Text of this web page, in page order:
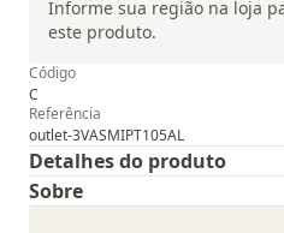
Informe sua região na loja
este produto.
Código
C
Referência
outlet-3VASMIPT105AL
Detalhes do produto
Sobre